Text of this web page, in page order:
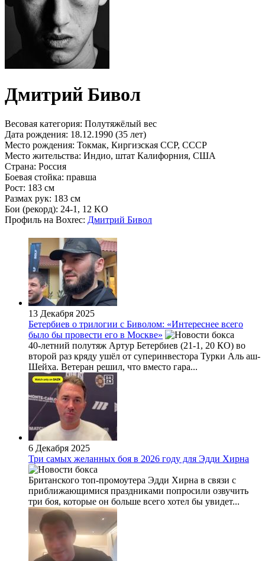
Дмитрий Бивол
Весовая категория: Полутяжёлый вес
Дата рождения: 18.12.1990 (35 лет)
Место рождения: Токмак, Киргизская ССР, СССР
Место жительства: Индио, штат Калифорния, США
Страна: Россия
Боевая стойка: правша
Рост: 183 см
Размах рук: 183 см
Бои (рекорд): 24-1, 12 KO
Профиль на Boxrec: Дмитрий Бивол
13 Декабря 2025
Бетербиев о трилогии с Биволом: «Интереснее всего
было бы провести его в Москве»
40-летний полутяж Артур Бетербиев (21-1, 20 КО) во
второй раз кряду ушёл от суперинвестора Турки Аль аш-
Шейха. Ветеран решил, что вместо гара...
6 Декабря 2025
Три самых желанных боя в 2026 году для Эдди Хирна
Британского топ-промоутера Эдди Хирна в связи с
приближающимися праздниками попросили озвучить
три боя, которые он больше всего хотел бы увидет...